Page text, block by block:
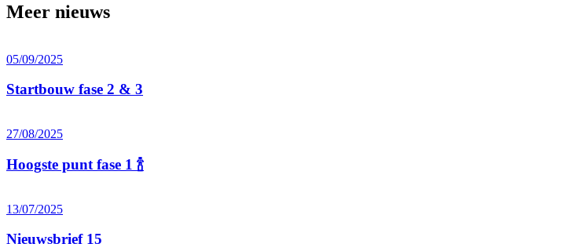
Meer nieuws
05/09/2025
Startbouw fase 2 & 3
27/08/2025
Hoogste punt fase 1 🍾
13/07/2025
Nieuwsbrief 15